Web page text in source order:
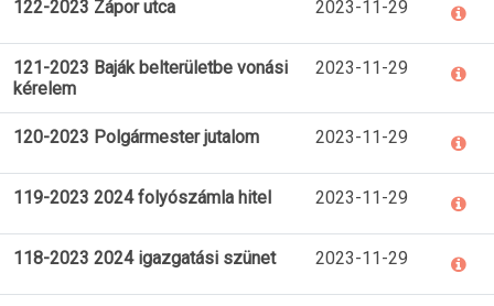
122-2023 Zápor utca 2023-11-29
121-2023 Baják belterületbe vonási
kérelem
2023-11-29
120-2023 Polgármester jutalom 2023-11-29
119-2023 2024 folyószámla hitel 2023-11-29
118-2023 2024 igazgatási szünet 2023-11-29